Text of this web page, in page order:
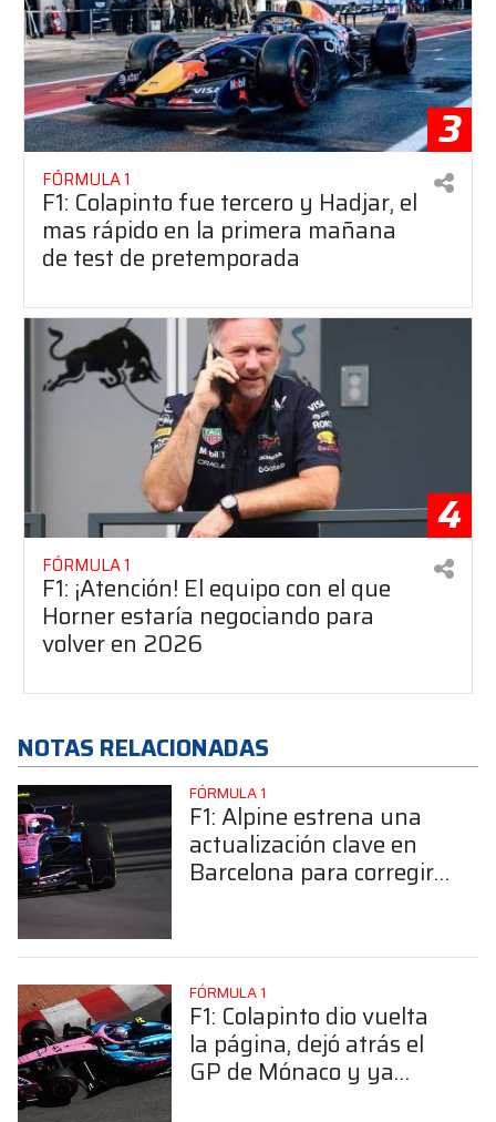
3
FÓRMULA 1
F1: Colapinto fue tercero y Hadjar, el
mas rápido en la primera mañana
de test de pretemporada
4
FÓRMULA 1
F1: ¡Atención! El equipo con el que
Horner estaría negociando para
volver en 2026
NOTAS RELACIONADAS
FÓRMULA 1
F1: Alpine estrena una
actualización clave en
Barcelona para corregir
FÓRMULA 1
F1: Colapinto dio vuelta
la página, dejó atrás el
GP de Mónaco y ya